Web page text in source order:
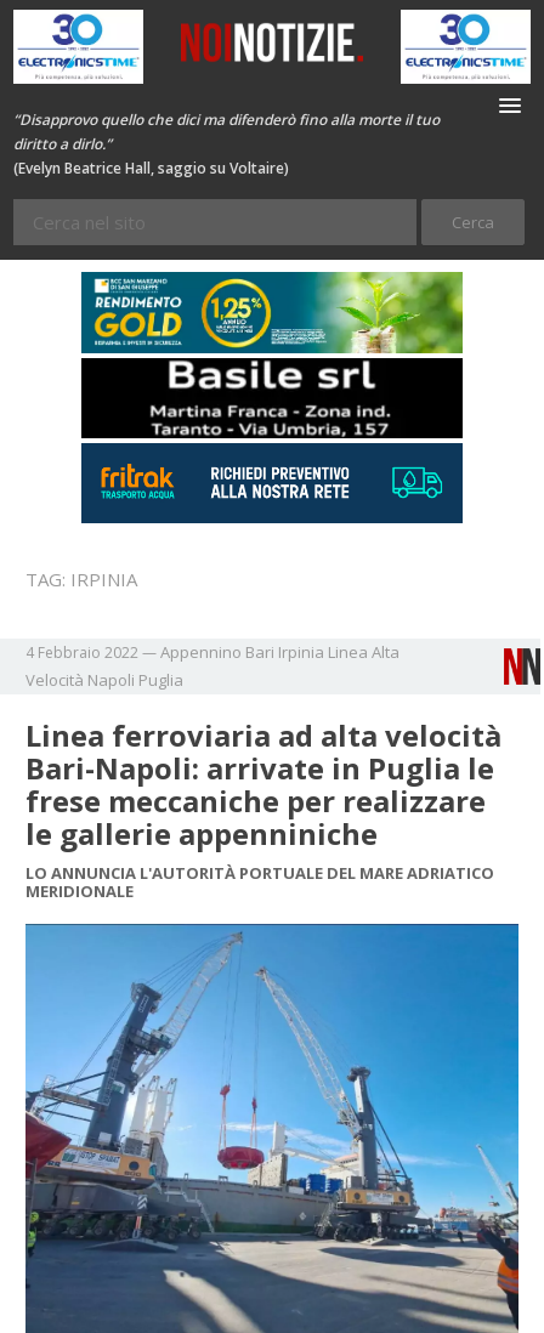
“Disapprovo quello che dici ma difenderò fino alla morte il tuo
diritto a dirlo.”
(Evelyn Beatrice Hall, saggio su Voltaire)
TAG: IRPINIA
4 Febbraio 2022 —Appennino Bari Irpinia Linea Alta
Velocità Napoli Puglia
Linea ferroviaria ad alta velocità
Bari-Napoli: arrivate in Puglia le
frese meccaniche per realizzare
le gallerie appenniniche
LO ANNUNCIA L'AUTORITÀ PORTUALE DEL MARE ADRIATICO
MERIDIONALE